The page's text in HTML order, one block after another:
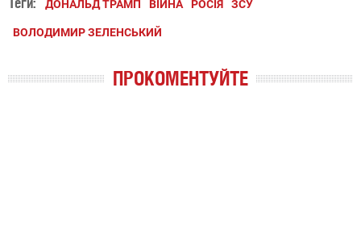
ДОНАЛЬД ТРАМП ВІЙНА РОСІЯ ЗСУ
ВОЛОДИМИР ЗЕЛЕНСЬКИЙ
ПРОКОМЕНТУЙТЕ